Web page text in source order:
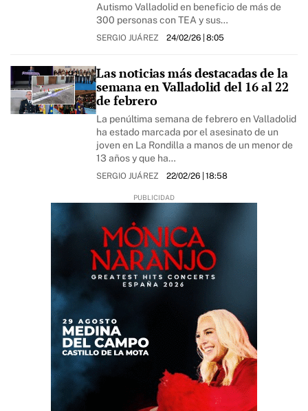
Autismo Valladolid en beneficio de más de
300 personas con TEA y sus…
SERGIO JUÁREZ 24/02/26| 8:05
Las noticias más destacadas de la
semana en Valladolid del 16 al 22
de febrero
La penúltima semana de febrero en Valladolid
ha estado marcada por el asesinato de un
joven en La Rondilla a manos de un menor de
13 años y que ha…
SERGIO JUÁREZ 22/02/26| 18:58